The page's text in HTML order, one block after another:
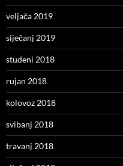
veljača 2019
siječanj 2019
studeni 2018
rujan 2018
kolovoz 2018
svibanj 2018
travanj 2018